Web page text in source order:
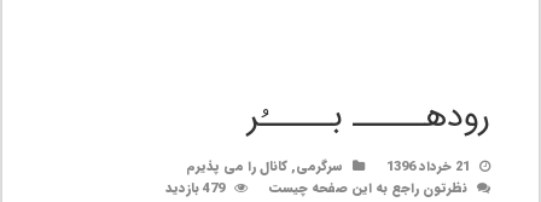
رودهـــــ بـــــُر
21 خرداد 1396 سرگرمی,کانال را می پذیرم
نظرتون راجع به این صفحه چیست
479 بازدید